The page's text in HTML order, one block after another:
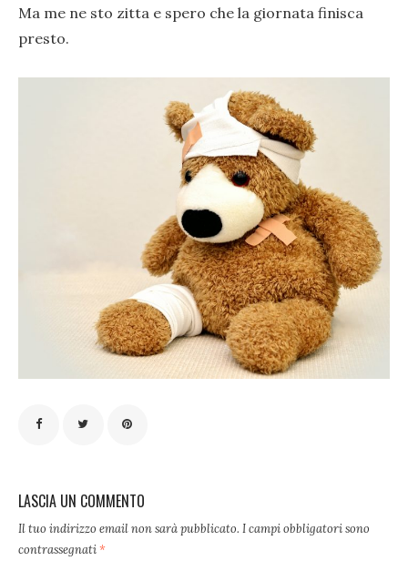
Ma me ne sto zitta e spero che la giornata finisca
presto.
LASCIA UN COMMENTO
Il tuo indirizzo email non sarà pubblicato. I campi obbligatori sono
contrassegnati*